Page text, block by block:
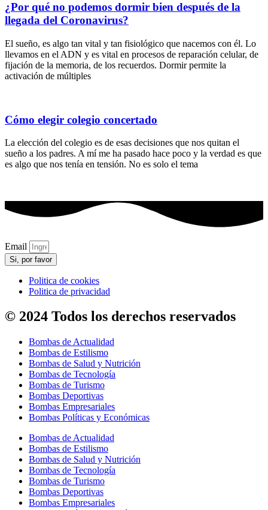
¿Por qué no podemos dormir bien después de la
llegada del Coronavirus?
El sueño, es algo tan vital y tan fisiológico que nacemos con él. Lo
llevamos en el ADN y es vital en procesos de reparación celular, de
fijación de la memoria, de los recuerdos. Dormir permite la
activación de múltiples
Cómo elegir colegio concertado
La elección del colegio es de esas decisiones que nos quitan el
sueño a los padres. A mí me ha pasado hace poco y la verdad es que
es algo que nos tenía en tensión. No es solo el tema
Email
Si, por favor
Politica de cookies
Politica de privacidad
© 2024 Todos los derechos reservados
Bombas de Actualidad
Bombas de Estilismo
Bombas de Salud y Nutrición
Bombas de Tecnología
Bombas de Turismo
Bombas Deportivas
Bombas Empresariales
Bombas Políticas y Económicas
Bombas de Actualidad
Bombas de Estilismo
Bombas de Salud y Nutrición
Bombas de Tecnología
Bombas de Turismo
Bombas Deportivas
Bombas Empresariales